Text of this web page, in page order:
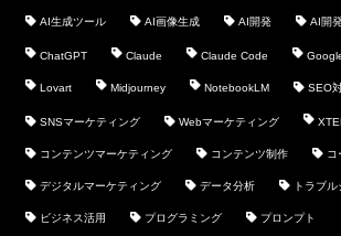
AI生成ツール AI画像生成 AI開発 AI開
ChatGPT Claude Claude Code
Lovart Midjourney NotebookLM SEO
SNSマーケティング Webマーケティング
コンテンツマーケティング コンテンツ制作 コ
デジタルマーケティング データ分析 トラブ
ビジネス活用 プログラミング プロンプト
会
サ